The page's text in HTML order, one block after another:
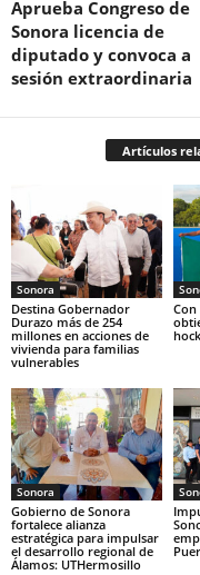
Aprueba Congreso de
Sonora licencia de
diputado y convoca a
sesión extraordinaria
Artículos
Sonora
Destina Gobernador
Durazo más de 254
millones en acciones de
vivienda para familias
vulnerables
Con
Sonora
Gobierno de Sonora
fortalece alianza
estratégica para impulsar
el desarrollo regional de
Álamos: UTHermosillo